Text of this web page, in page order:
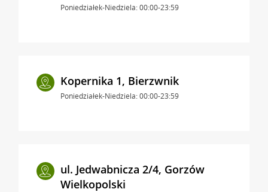
Poniedziałek-Niedziela: 00:00-23:59
Kopernika 1, Bierzwnik
Poniedziałek-Niedziela: 00:00-23:59
ul. Jedwabnicza 2/4, Gorzów
Wielkopolski